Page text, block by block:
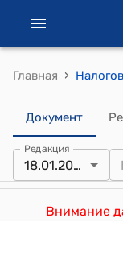
Главная ›
Документ
Редакция
18.01.2022
Внимание